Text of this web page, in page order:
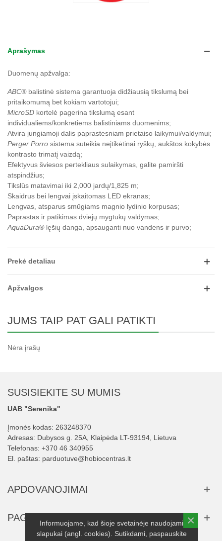
Aprašymas
Duomenų apžvalga:
ABC®balistinė sistema garantuoja didžiausią tikslumą bei
pritaikomumą bet kokiam vartotojui;
MicroSD kortelė pagerina tikslumą esant
individualiems/konkretiems balistiniams duomenims;
Atvira jungiamoji dalis paprastesniam prietaiso laikymui/valdymui;
Perger Porro sistema suteikia neįtikėtinai ryškų, aukštos kokybės
kontrasto trimatį vaizdą;
Efektyvus šviesos pertekliaus sulaikymas, galite pamiršti
atspindžius;
Tikslūs matavimai iki 2,000 jardų/1,825 m;
Skaidrus bei lengvai įskaitomas LED ekranas;
Lengvas, atsparus smūgiams magnio lydinio korpusas;
Paprastas ir patikimas dviejų mygtukų valdymas;
AquaDura®lęšių danga, apsauganti nuo vandens ir purvo;
Prekė detaliau
Apžvalgos
JUMS TAIP PAT GALI PATIKTI
Nėra įrašų
SUSISIEKITE SU MUMIS
UAB "Serenika"
Įmonės kodas: 263248370
Adresas: Dubysos g. 25A, Klaipėda LT-93194, Lietuva
Telefonas: +370 46 340955
El. paštas: parduotuve@hobiocentras.lt
APDOVANOJIMAI
PAGALBAInformuojame, kad šioje svetainėje naudojami
slapukai (angl. cookies). Sutikdami, paspauskite
×